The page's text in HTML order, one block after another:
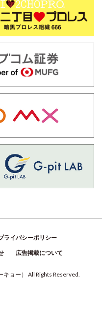
ライバシーポリシー
広告掲載について
キョー ） All Rights Reserved.